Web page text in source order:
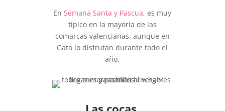
En Semana Santa y Pascua, es muy
típico en la mayoría de las
comarcas valencianas, aunque en
Gata lo disfrutan durante todo el
año.